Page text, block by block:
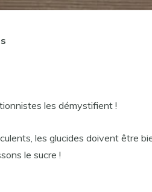
les démystifient !
les glucides doivent être
le sucre !